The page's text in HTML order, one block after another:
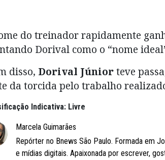
do treinador rapidamente
Dorival como o “nome
disso, Dorival Júniorteve
da torcida pelo trabalho
Indicativa: Livre
Marcela Guimarães
Repórter no Bnews São Paulo. Formada em
e mídias digitais. Apaixonada por escrever,